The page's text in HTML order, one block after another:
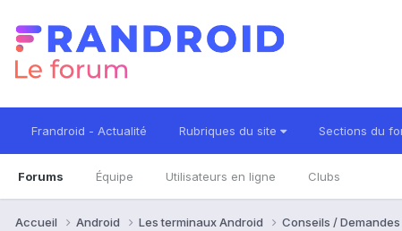
Frandroid - Actualité Rubriques du site Sections du
Forums Équipe Utilisateurs en ligne Clubs
Accueil Android Les terminaux Android Conseils /